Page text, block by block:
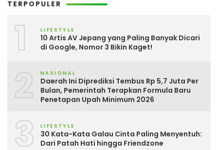
TERPOPULER
1 LIFESTYLE
10 Artis AV Jepang yang Paling Banyak Dicari
di Google, Nomor 3 Bikin Kaget!
2 NASIONAL
Daerah Ini Diprediksi Tembus Rp 5,7 Juta Per
Bulan, Pemerintah Terapkan Formula Baru
Penetapan Upah Minimum 2026
3 LIFESTYLE
30 Kata-Kata Galau Cinta Paling Menyentuh:
Dari Patah Hati hingga Friendzone